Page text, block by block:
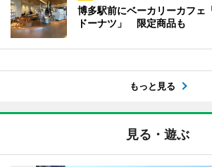
博多駅前にベーカリーカフェ
ドーナツ」 限定商品も
もっと見る
見る・遊ぶ